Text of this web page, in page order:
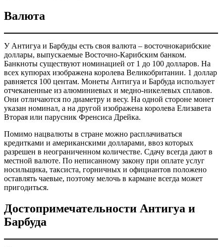
Валюта
У Антигуа и Барбуды есть своя валюта – восточнокарибские
доллары, выпускаемые Восточно-Карибским банком.
Банкноты существуют номинацией от 1 до 100 долларов. На
всех купюрах изображена королева Великобритании. 1 доллар
равняется 100 центам. Монеты Антигуа и Барбуда использует
отчеканенные из алюминиевых и медно-никелевых сплавов.
Они отличаются по диаметру и весу. На одной стороне монет
указан номинал, а на другой изображена королева Елизавета
Вторая или парусник Френсиса Дрейка.
Помимо нацвалюты в стране можно расплачиваться
кредитками и американскими долларами, ввоз которых
разрешен в неограниченном количестве. Сдачу всегда дают в
местной валюте. По неписанному закону при оплате услуг
носильщика, таксиста, горничных и официантов положено
оставлять чаевые, поэтому мелочь в кармане всегда может
пригодиться.
Достопримечательности Антигуа и
Барбуда